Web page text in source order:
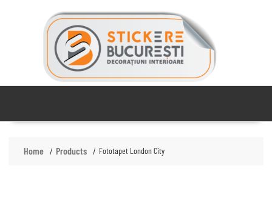
Home Products Fototapet London City